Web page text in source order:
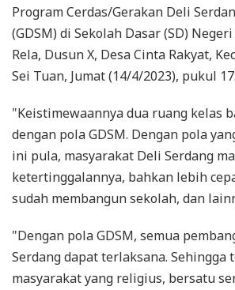
Program Cerdas/Gerakan Deli
(GDSM) di Sekolah Dasar (SD)
Rela, Dusun X, Desa Cinta Rakyat,
Sei Tuan, Jumat (14/4/2023), pukul
"Keistimewaannya dua ruang kelas
dengan pola GDSM. Dengan pola
ini pula, masyarakat Deli Serdang
ketertinggalannya, bahkan lebih
sudah membangun sekolah, dan
"Dengan pola GDSM, semua
Serdang dapat terlaksana. Sehingga
masyarakat yang religius, bersatu